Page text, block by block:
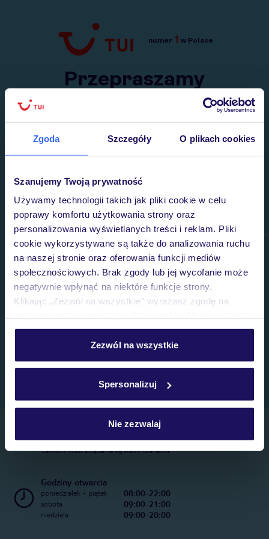
Zgoda Szczegóły O plikach cookies
Szanujemy Twoją prywatność
Używamy technologii takich jak pliki cookie w celu
poprawy komfortu użytkowania strony oraz
personalizowania wyświetlanych treści i reklam. Pliki
cookie wykorzystywane są także do analizowania ruchu
na naszej stronie oraz oferowania funkcji mediów
społecznościowych. Brak zgody lub jej wycofanie może
negatywnie wpłynąć na niektóre funkcje strony.
Klikając „Zezwól na wszystkie” wyrażasz zgodę na
personalizować swój wybór wchodząc w zakładkę
Szczegółowe informacje o plikach cookie znajdziesz
Zezwól na wszystkie
Spersonalizuj
Nie zezwalaj
Przejdź do TUI.pl
numer 1 w Polsce
Przepraszamy
Wysłaliśmy nasz serwis na krótkie wakacje.
Telefoniczne Centrum Rezerwacji
22 270 31 20
Całkowity koszt połączenia wg stawki operatora
Godziny otwarcia
poniedziałek - piątek 08:00-22:00
sobota 09:00-21:00
niedziela 09:00-20:00